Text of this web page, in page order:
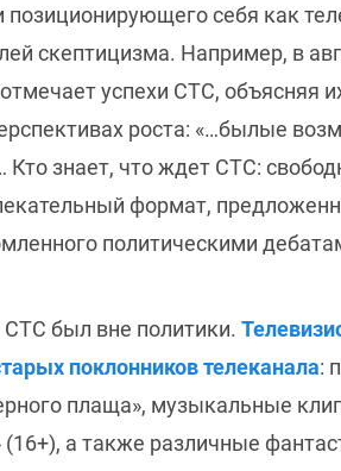
позиционирующего себя как
скептицизма. Например, в
успехи СТС, объясняя
роста: «…былые
знает, что ждет СТС:
формат,
политическими
был вне политики.
поклонников телеканала:
плаща», музыкальные
а также различные